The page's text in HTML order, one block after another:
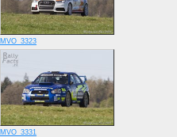
MVO_3323
MVO_3331